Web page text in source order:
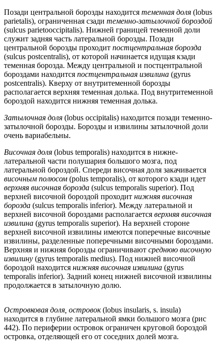
Позади центральной борозды находится теменная доля (lobus
parietalis), ограниченная сзади теменно-затылочной бороздой
(sulcus parietooccipitalis). Нижней границей теменной доли
служит задняя часть латеральной борозды. Позади
центральной борозды проходит постцентральная борозда
(sulcus postcentralis), от которой начинается идущая кзади
теменная борозда. Между центральной и постцентральной
бороздами находится постцентральная извилина (gyrus
postcentralis). Кверху от внутритеменной борозды
располагается верхняя теменная долька. Под внутритеменной
бороздой находится нижняя теменная долька.
Затылочная доля (lobus occipitalis) находится позади теменно-
затылочной борозды. Борозды и извилины затылочной доли
очень вариабельны.
Височная доля (lobus temporalis) находится в нижне-
латеральной части полушария большого мозга, под
латеральной бороздой. Спереди височная доля закачивается
височным полюсом (polus temporalis), от которого кзади идет
верхняя височная борозда (sulcus temporalis superior). Под
верхней височной бороздой проходит нижняя височная
борозда (sulcus temporalis inferior). Между латеральной и
верхней височной бороздами располагается верхняя височная
извилина (gyrus temporalis superior). На верхней стороне
верхней височной извилины имеются поперечные височные
извилины, разделенные поперечными височными бороздами.
Верхняя и нижняя борозды ограничивают среднюю височную
извилину (gyrus temporalis medius). Под нижней височной
бороздой находится нижняя височная извилина (gyrus
temporalis inferior). Задний конец нижней височной извилины
продолжается в затылочную долю.
Островковая доля, островок(lobus insularis, s. insula)
находится в глубине латеральной ямки большого мозга (рис
442). По периферии островок ограничен круговой бороздой
островка, отделяющей его от соседних долей мозга.